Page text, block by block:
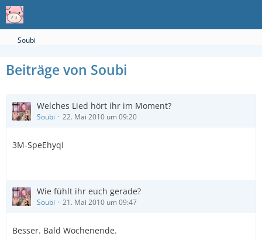
Soubi
Beiträge von Soubi
Welches Lied hört ihr im Moment?
Soubi 22. Mai 2010 um 09:20
3M-SpeEhyqI
Wie fühlt ihr euch gerade?
Soubi 21. Mai 2010 um 09:47
Besser. Bald Wochenende.